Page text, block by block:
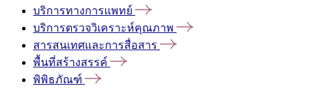
บริการทางการแพทย์
บริการตรวจวิเคราะห์คุณภาพ
สารสนเทศและการสื่อสาร
พื้นที่สร้างสรรค์
พิพิธภัณฑ์